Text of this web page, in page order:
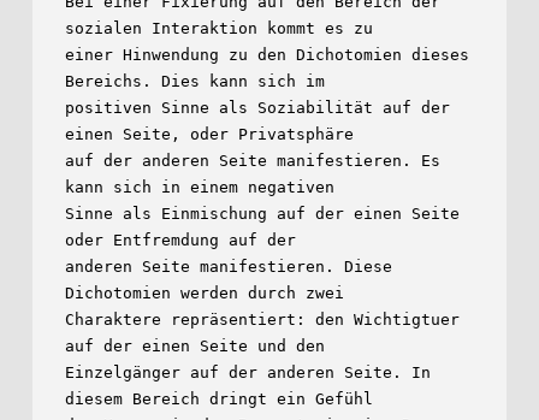
sozialen Interaktion kommt es zu
einer Hinwendung zu den Dichotomien dieses
Bereichs. Dies kann sich im
positiven Sinne als Soziabilität auf der
einen Seite, oder Privatsphäre
auf der anderen Seite manifestieren. Es
kann sich in einem negativen
Sinne als Einmischung auf der einen Seite
oder Entfremdung auf der
anderen Seite manifestieren. Diese
Dichotomien werden durch zwei
Charaktere repräsentiert: den Wichtigtuer
auf der einen Seite und den
Einzelgänger auf der anderen Seite. In
diesem Bereich dringt ein Gefühl